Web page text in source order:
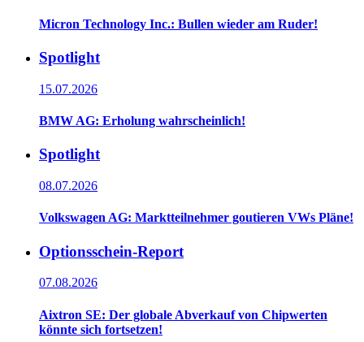
Micron Technology Inc.: Bullen wieder am Ruder!
Spotlight
15.07.2026
BMW AG: Erholung wahrscheinlich!
Spotlight
08.07.2026
Volkswagen AG: Marktteilnehmer goutieren VWs Pläne!
Optionsschein-Report
07.08.2026
Aixtron SE: Der globale Abverkauf von Chipwerten
könnte sich fortsetzen!